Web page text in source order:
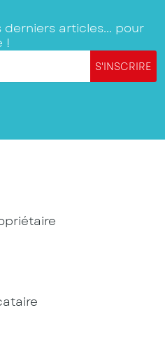
derniers articles... pour
!
S'INSCRIRE